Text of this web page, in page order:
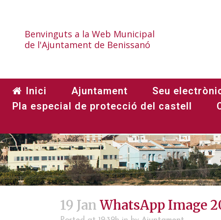
Benvinguts a la Web Municipal
de l'Ajuntament de Benissanó
Inici Ajuntament Seu
Pla especial de protecció del castell
19 Jan WhatsApp Image